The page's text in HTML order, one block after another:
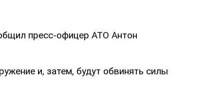
пресс-офицер АТО Антон
и, затем, будут обвинять силы